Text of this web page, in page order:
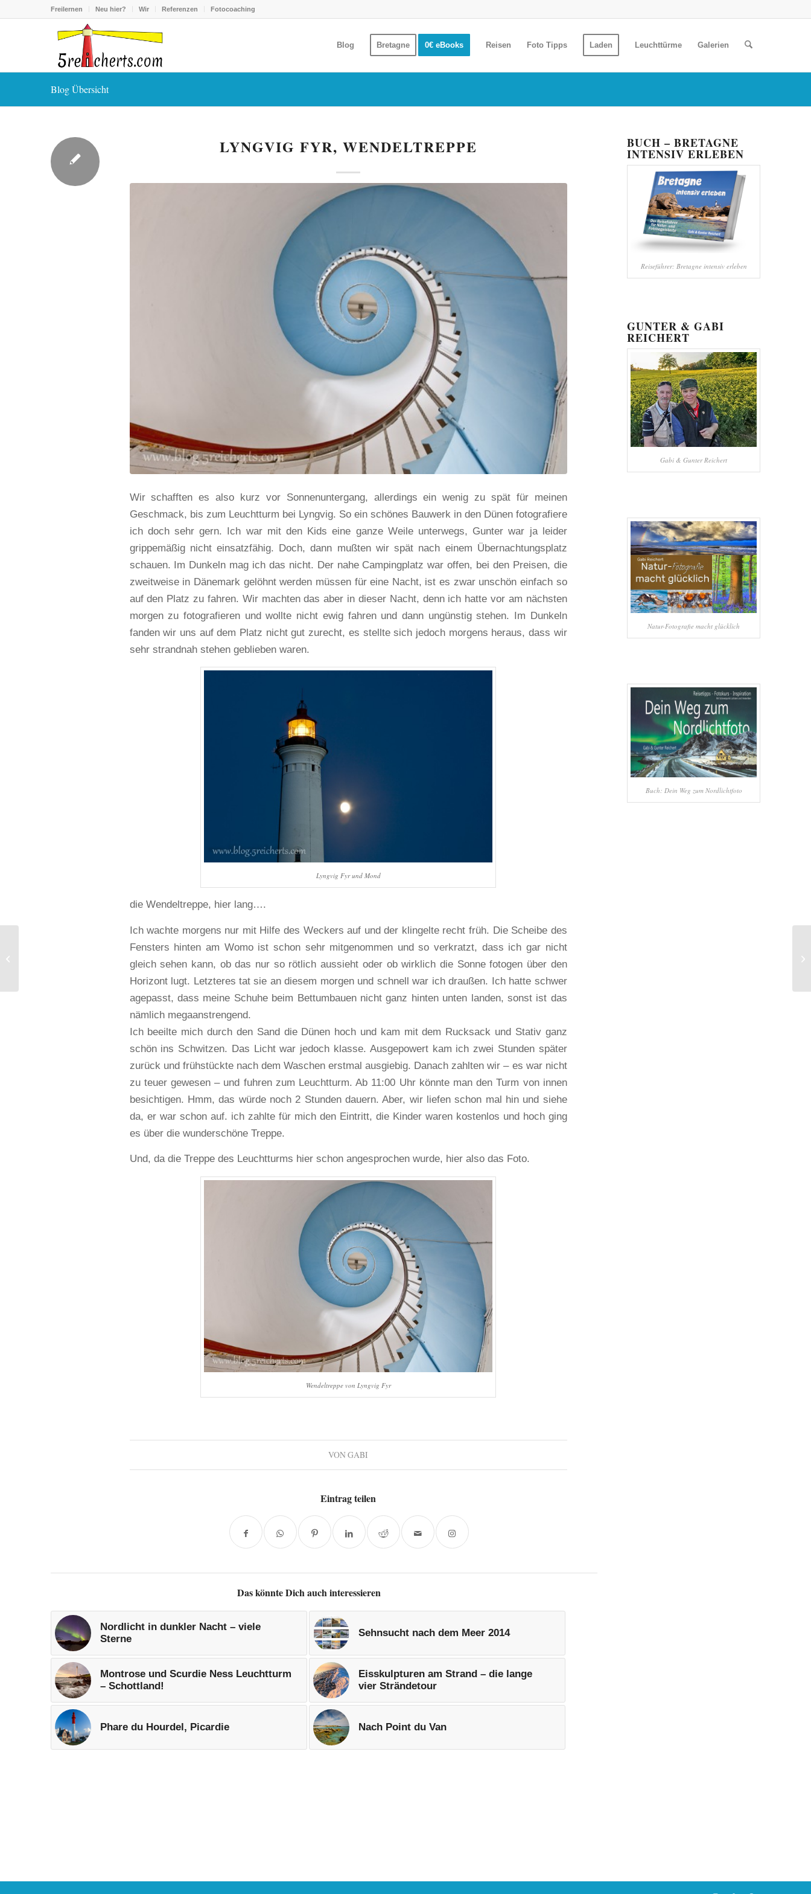
Freilernen Neu hier? Wir Referenzen Fotocoaching
Blog Bretagne 0€ eBooks Reisen Foto Tipps Laden Leuchttürme Galerien
Blog Übersicht
LYNGVIG FYR, WENDELTREPPE
Wir schafften es also kurz vor Sonnenuntergang, allerdings ein wenig zu spät für meinen
Geschmack, bis zum Leuchtturm bei Lyngvig. So ein schönes Bauwerk in den Dünen fotografiere
ich doch sehr gern. Ich war mit den Kids eine ganze Weile unterwegs, Gunter war ja leider
grippemäßig nicht einsatzfähig. Doch, dann mußten wir spät nach einem Übernachtungsplatz
schauen. Im Dunkeln mag ich das nicht. Der nahe Campingplatz war offen, bei den Preisen, die
zweitweise in Dänemark gelöhnt werden müssen für eine Nacht, ist es zwar unschön einfach so
auf den Platz zu fahren. Wir machten das aber in dieser Nacht, denn ich hatte vor am nächsten
morgen zu fotografieren und wollte nicht ewig fahren und dann ungünstig stehen. Im Dunkeln
fanden wir uns auf dem Platz nicht gut zurecht, es stellte sich jedoch morgens heraus, dass wir
sehr strandnah stehen geblieben waren.
Lyngvig Fyr und Mond
die Wendeltreppe, hier lang….
Ich wachte morgens nur mit Hilfe des Weckers auf und der klingelte recht früh. Die Scheibe des
Fensters hinten am Womo ist schon sehr mitgenommen und so verkratzt, dass ich gar nicht
gleich sehen kann, ob das nur so rötlich aussieht oder ob wirklich die Sonne fotogen über den
Horizont lugt. Letzteres tat sie an diesem morgen und schnell war ich draußen. Ich hatte schwer
agepasst, dass meine Schuhe beim Bettumbauen nicht ganz hinten unten landen, sonst ist das
nämlich megaanstrengend.
Ich beeilte mich durch den Sand die Dünen hoch und kam mit dem Rucksack und Stativ ganz
schön ins Schwitzen. Das Licht war jedoch klasse. Ausgepowert kam ich zwei Stunden später
zurück und frühstückte nach dem Waschen erstmal ausgiebig. Danach zahlten wir – es war nicht
zu teuer gewesen – und fuhren zum Leuchtturm. Ab 11:00 Uhr könnte man den Turm von innen
besichtigen. Hmm, das würde noch 2 Stunden dauern. Aber, wir liefen schon mal hin und siehe
da, er war schon auf. ich zahlte für mich den Eintritt, die Kinder waren kostenlos und hoch ging
es über die wunderschöne Treppe.
Und, da die Treppe des Leuchtturms hier schon angesprochen wurde, hier also das Foto.
Wendeltreppe von Lyngvig Fyr
VONGABI
Eintrag teilen
Das könnte Dich auch interessieren
Nordlicht in dunkler Nacht – viele
Sterne
Sehnsucht nach dem Meer 2014
Montrose und Scurdie Ness Leuchtturm
– Schottland!
Eisskulpturen am Strand – die lange
vier Strändetour
Phare du Hourdel, Picardie Nach Point du Van
BUCH – BRETAGNE
INTENSIV ERLEBEN
Reiseführer: Bretagne intensiv erleben
GUNTER & GABI
REICHERT
Gabi & Gunter Reichert
Natur-Fotografie macht glücklich
Buch: Dein Weg zum Nordlichtfoto